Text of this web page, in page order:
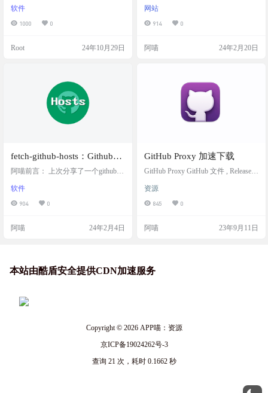
速通道上，有效提升了
GitHub的访问速度和稳定性
工具——DevSidecar。这个工具专门
针对GitHub网站打不开或者下载速
式，DevSidecar可以将HTTPS请求代
单，只需要下载安装，然后按照提
示安装根证书就可以了。…
软件
1000 0
Root 24年10月29日
半天结果失败了。很是愁人。 得亏
有这些加速服务。昨天阿喵就去下
务，直接速度就变成了3M/S 网站截
是符合标准的。 注意，不支持…
网站
914 0
阿喵 24年2月20日
fetch-github-hosts：Github
Hosts 同步工具，解决访问
阿喵前言： 上次分享了一个github h
享了一个项目，阿喵我测试了下，
也很好用，分享出来 软件介绍 fetch-
而提供的 Github Hosts 同步工具 同
软件
904 0
阿喵 24年2月4日
GitHub Proxy 加速下载
GitHub Proxy GitHub 文件 , Releases ,
m 文件代理加速下载服务. 网站截图
网站链接 https://ghproxy.com/
资源
845 0
阿喵 23年9月11日
本站由酷盾安全提供CDN加速服务
Copyright © 2026APP喵：资源
京ICP备19024262号-3
查询 21 次，耗时 0.1662 秒